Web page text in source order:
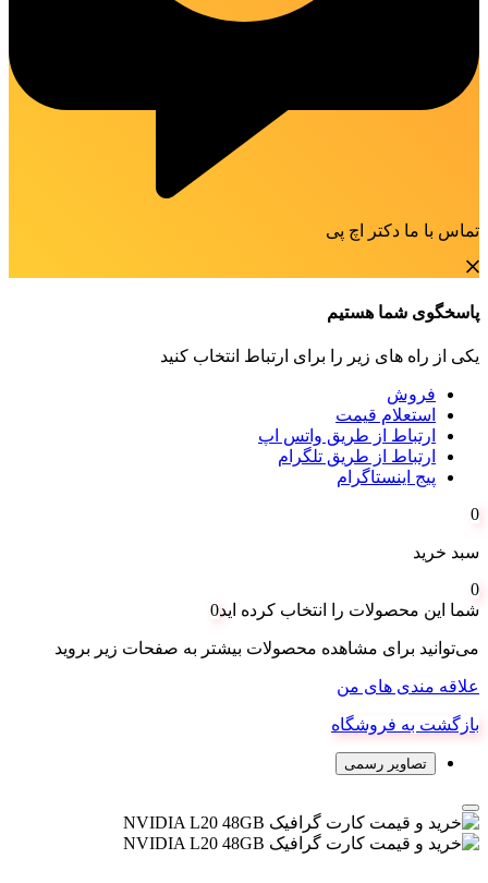
تماس با ما دکتر اچ پی
پاسخگوی شما هستیم
یکی از راه های زیر را برای ارتباط انتخاب کنید
فروش
استعلام قیمت
ارتباط از طریق واتس اپ
ارتباط از طریق تلگرام
پیج اینستاگرام
0
سبد خرید
0
شما این محصولات را انتخاب کرده اید0
می‌توانید برای مشاهده محصولات بیشتر به صفحات زیر بروید
علاقه مندی های من
بازگشت به فروشگاه
تصاویر رسمی